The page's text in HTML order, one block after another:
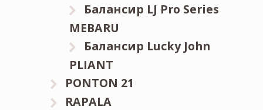
Балансир LJ Pro Series
MEBARU
Балансир Lucky John
PLIANT
PONTON 21
RAPALA